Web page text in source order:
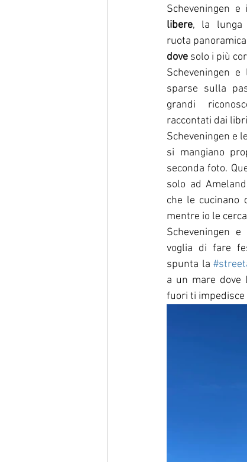
Scheveningen
libere, la lunga
ruota
dove solo i più
Scheveningen
sparse sulla
grandi
raccontati dai
Scheveningen e
si mangiano
seconda foto.
solo ad
che le cucinano
mentre io le
Scheveningen
voglia di fare
spunta la
a un mare dove
fuori ti